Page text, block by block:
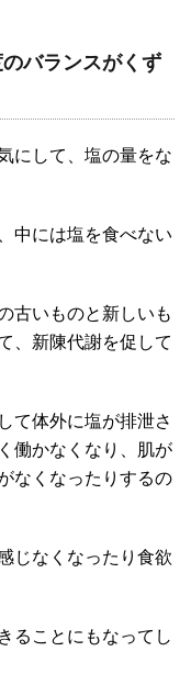
バランスがくず
にして、塩の量をな
中には塩を食べない
古いものと新しいも
、新陳代謝を促して
て体外に塩が排泄さ
働かなくなり、肌が
なくなったりするの
じなくなったり食欲
ることにもなってし